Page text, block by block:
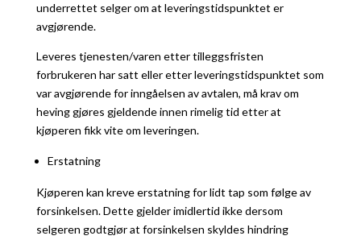
underrettet selger om at leveringstidspunktet er
avgjørende.
Leveres tjenesten/varen etter tilleggsfristen
forbrukeren har satt eller etter leveringstidspunktet som
var avgjørende for inngåelsen av avtalen, må krav om
heving gjøres gjeldende innen rimelig tid etter at
kjøperen fikk vite om leveringen.
Erstatning
Kjøperen kan kreve erstatning for lidt tap som følge av
forsinkelsen. Dette gjelder imidlertid ikke dersom
selgeren godtgjør at forsinkelsen skyldes hindring